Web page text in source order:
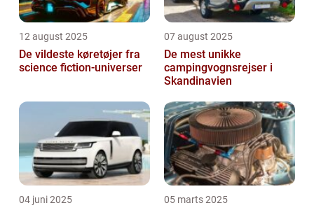
12 august 2025
De vildeste køretøjer fra
science fiction-universer
07 august 2025
De mest unikke
campingvognsrejser i
Skandinavien
04 juni 2025 05 marts 2025